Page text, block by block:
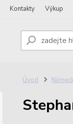
Kontakty Výkup
Úvod